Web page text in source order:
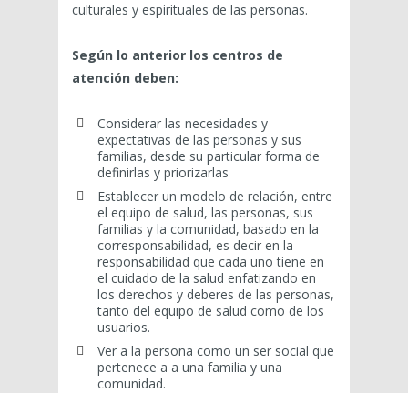
culturales y espirituales de las personas.
Según lo anterior los centros de
atención deben:
Considerar las necesidades y
expectativas de las personas y sus
familias, desde su particular forma de
definirlas y priorizarlas
Establecer un modelo de relación, entre
el equipo de salud, las personas, sus
familias y la comunidad, basado en la
corresponsabilidad, es decir en la
responsabilidad que cada uno tiene en
el cuidado de la salud enfatizando en
los derechos y deberes de las personas,
tanto del equipo de salud como de los
usuarios.
Ver a la persona como un ser social que
pertenece a a una familia y una
comunidad.